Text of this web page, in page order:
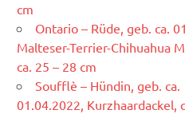
cm
Ontario – Rüde, geb. ca.
Malteser-Terrier-Chihuahua
ca. 25 – 28 cm
Soufflè – Hündin, geb. ca.
01.04.2022, Kurzhaardackel,